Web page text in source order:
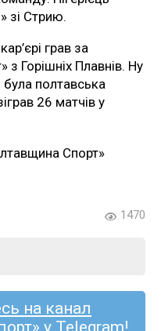
зі Стрию.
грав за
з Горішніх Плавнів. Ну
полтавська
26 матчів у
Спорт»
1470
на канал